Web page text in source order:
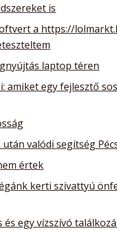
is
a https://
laptop téren
amiket egy fejlesztő
valódi segítség
értek
kerti szivattyú
egy vízszívó